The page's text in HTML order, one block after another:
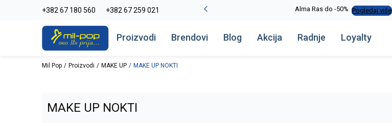
+382 67 180 560 +382 67 259 021
La Plage peškiri do -30% Pogledaj više Alma Ras do -50% Pogledaj više
Proizvodi Brendovi Blog Akcija Radnje Loyalty
Mil Pop Proizvodi MAKE UP MAKE UP NOKTI
MAKE UP NOKTI